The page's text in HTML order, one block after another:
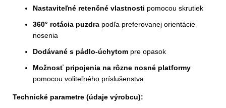
Nastaviteľné retenčné vlastnosti pomocou skrutiek
360° rotácia puzdra podľa preferovanej orientácie
nosenia
Dodávané s pádlo-úchytom pre opasok
Možnosť pripojenia na rôzne nosné platformy
pomocou voliteľného príslušenstva
Technické parametre (údaje výrobcu):